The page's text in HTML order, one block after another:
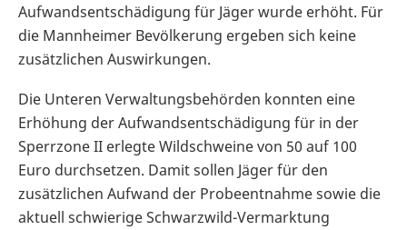
Aufwandsentschädigung für Jäger wurde erhöht. Für
die Mannheimer Bevölkerung ergeben sich keine
zusätzlichen Auswirkungen.
Die Unteren Verwaltungsbehörden konnten eine
Erhöhung der Aufwandsentschädigung für in der
Sperrzone II erlegte Wildschweine von 50 auf 100
Euro durchsetzen. Damit sollen Jäger für den
zusätzlichen Aufwand der Probeentnahme sowie die
aktuell schwierige Schwarzwild-Vermarktung